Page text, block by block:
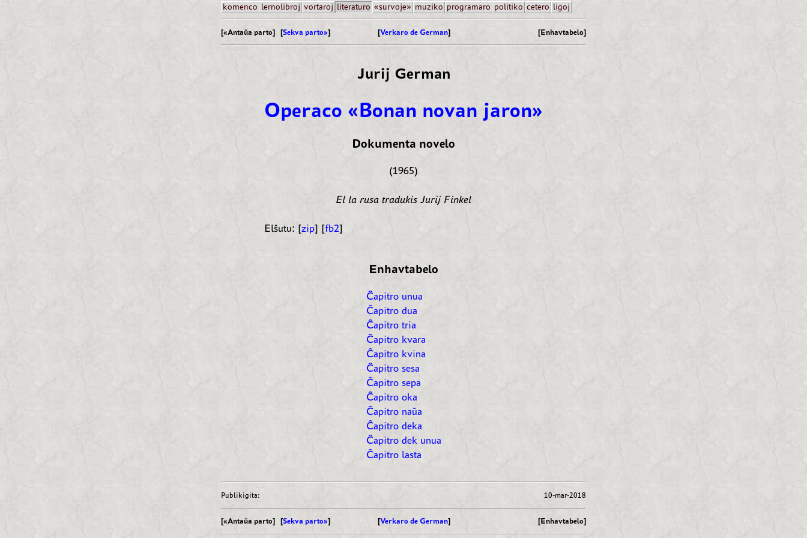
komenco lernolibroj vortaroj literaturo «survoje» muziko programaro politiko cetero ligoj
[«Antaŭa parto] [Sekva parto»] [Verkaro de German] [Enhavtabelo]
Jurij German
Operaco «Bonan novan jaron»
Dokumenta novelo
(1965)
El la rusa tradukis Jurij Finkel
Elŝutu: [zip] [fb2]
Enhavtabelo
Ĉapitro unua
Ĉapitro dua
Ĉapitro tria
Ĉapitro kvara
Ĉapitro kvina
Ĉapitro sesa
Ĉapitro sepa
Ĉapitro oka
Ĉapitro naŭa
Ĉapitro deka
Ĉapitro dek unua
Ĉapitro lasta
Publikigita: 10-mar-2018
[«Antaŭa parto] [Sekva parto»] [Verkaro de German] [Enhavtabelo]